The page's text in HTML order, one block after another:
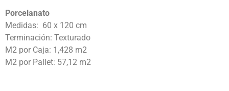
Porcelanato
Medidas: 60 x 120 cm
Terminación: Texturado
M2 por Caja: 1,428 m2
M2 por Pallet: 57,12 m2